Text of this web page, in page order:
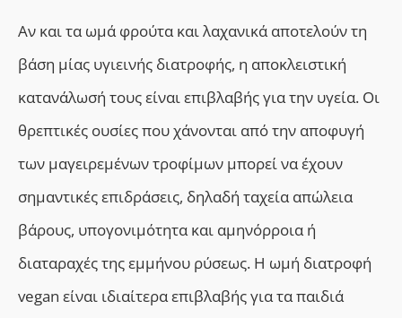
Αν και τα ωμά φρούτα και λαχανικά αποτελούν τη
βάση μίας υγιεινής διατροφής, η αποκλειστική
κατανάλωσή τους είναι επιβλαβής για την υγεία. Οι
θρεπτικές ουσίες που χάνονται από την αποφυγή
των μαγειρεμένων τροφίμων μπορεί να έχουν
σημαντικές επιδράσεις, δηλαδή ταχεία απώλεια
βάρους, υπογονιμότητα και αμηνόρροια ή
διαταραχές της εμμήνου ρύσεως. Η ωμή διατροφή
vegan είναι ιδιαίτερα επιβλαβής για τα παιδιά